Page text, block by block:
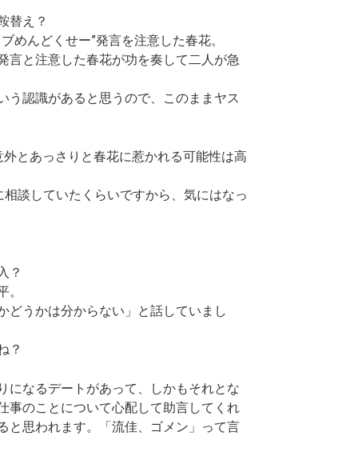
替え？
ブめんどくせー”発言を注意した春花。
言と注意した春花が功を奏して二人が急
う認識があると思うので、このままヤス
とあっさりと春花に惹かれる可能性は高
談していたくらいですから、気にはなっ
？
どうかは分からない」 と話していまし
？
になるデートがあって、しかもそれとな
事のことについて心配して助言してくれ
と思われます。「流佳、ゴメン」って言